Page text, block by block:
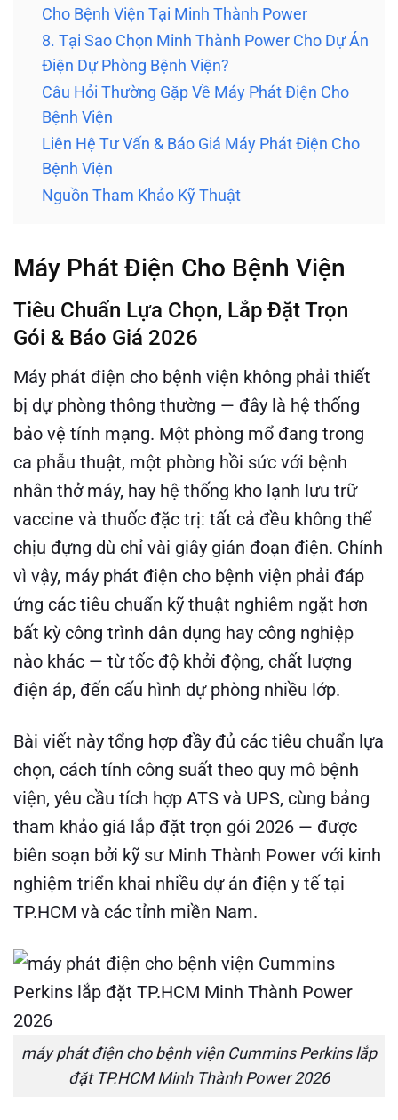
Cho Bệnh Viện Tại Minh Thành Power
8. Tại Sao Chọn Minh Thành Power Cho Dự Án
Điện Dự Phòng Bệnh Viện?
Câu Hỏi Thường Gặp Về Máy Phát Điện Cho
Bệnh Viện
Liên Hệ Tư Vấn & Báo Giá Máy Phát Điện Cho
Bệnh Viện
Nguồn Tham Khảo Kỹ Thuật
Máy Phát Điện Cho Bệnh Viện
Tiêu Chuẩn Lựa Chọn, Lắp Đặt Trọn
Gói & Báo Giá 2026
Máy phát điện cho bệnh viện không phải thiết
bị dự phòng thông thường — đây là hệ thống
bảo vệ tính mạng. Một phòng mổ đang trong
ca phẫu thuật, một phòng hồi sức với bệnh
nhân thở máy, hay hệ thống kho lạnh lưu trữ
vaccine và thuốc đặc trị: tất cả đều không thể
chịu đựng dù chỉ vài giây gián đoạn điện. Chính
vì vậy, máy phát điện cho bệnh viện phải đáp
ứng các tiêu chuẩn kỹ thuật nghiêm ngặt hơn
bất kỳ công trình dân dụng hay công nghiệp
nào khác — từ tốc độ khởi động, chất lượng
điện áp, đến cấu hình dự phòng nhiều lớp.
Bài viết này tổng hợp đầy đủ các tiêu chuẩn lựa
chọn, cách tính công suất theo quy mô bệnh
viện, yêu cầu tích hợp ATS và UPS, cùng bảng
tham khảo giá lắp đặt trọn gói 2026 — được
biên soạn bởi kỹ sư Minh Thành Power với kinh
nghiệm triển khai nhiều dự án điện y tế tại
TP.HCM và các tỉnh miền Nam.
máy phát điện cho bệnh viện Cummins Perkins lắp
đặt TP.HCM Minh Thành Power 2026